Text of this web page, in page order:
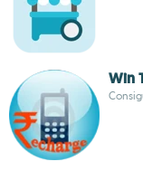
Win